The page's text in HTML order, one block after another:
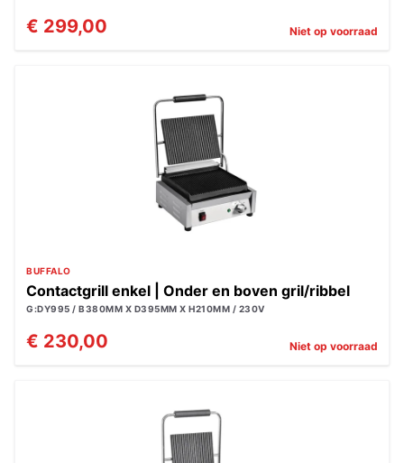
€ 299,00 Niet op voorraad
BUFFALO
Contactgrill enkel | Onder en boven gril/ribbel
G:DY995 / B380MM X D395MM X H210MM / 230V
€ 230,00 Niet op voorraad